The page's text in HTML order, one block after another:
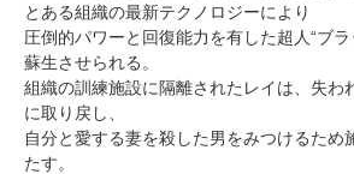
とある組織の最新テクノロジーにより
圧倒的パワーと回復能力を有した超人“ブ
蘇生させられる。
組織の訓練施設に隔離されたレイは、失わ
に取り戻し、
自分と愛する妻を殺した男をみつけるため
たす。